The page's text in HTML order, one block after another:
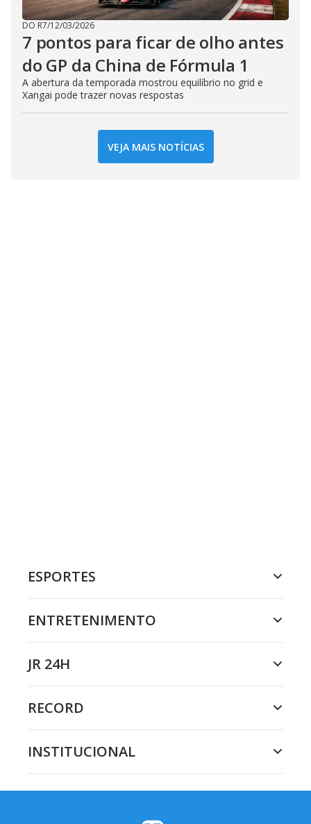
DO R7/12/03/2026
7 pontos para ficar de olho antes
do GP da China de Fórmula 1
A abertura da temporada mostrou equilíbrio no grid e
Xangai pode trazer novas respostas
VEJA MAIS NOTÍCIAS
ESPORTES
ENTRETENIMENTO
JR 24H
RECORD
INSTITUCIONAL